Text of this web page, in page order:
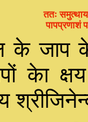
ततः समुत्थाय
पापप्रणाशं
के
केा